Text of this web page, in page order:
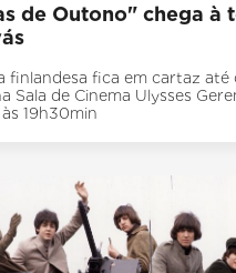
de Outono" chega à
finlandesa fica em cartaz até
Sala de Cinema Ulysses
19h30min